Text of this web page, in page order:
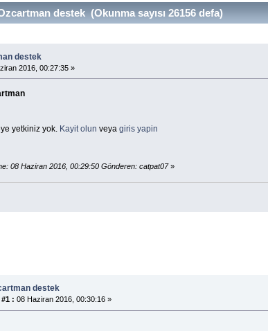
destek (Okunma sayısı 26156 defa)
destek
2016, 00:27:35 »
yetkiniz yok. Kayit olun veya giris yapin
08 Haziran 2016, 00:29:50 Gönderen: catpat07»
destek
#1 : 08 Haziran 2016, 00:30:16 »